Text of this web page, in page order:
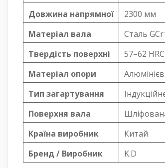
Довжина напрямної
2300 мм
Матеріал вала
Сталь
Твердість поверхні
57–62 HRC
Матеріал опори
Тип загартування
Поверхня вала
Країна виробник
Китай
Бренд / Виробник
K.D